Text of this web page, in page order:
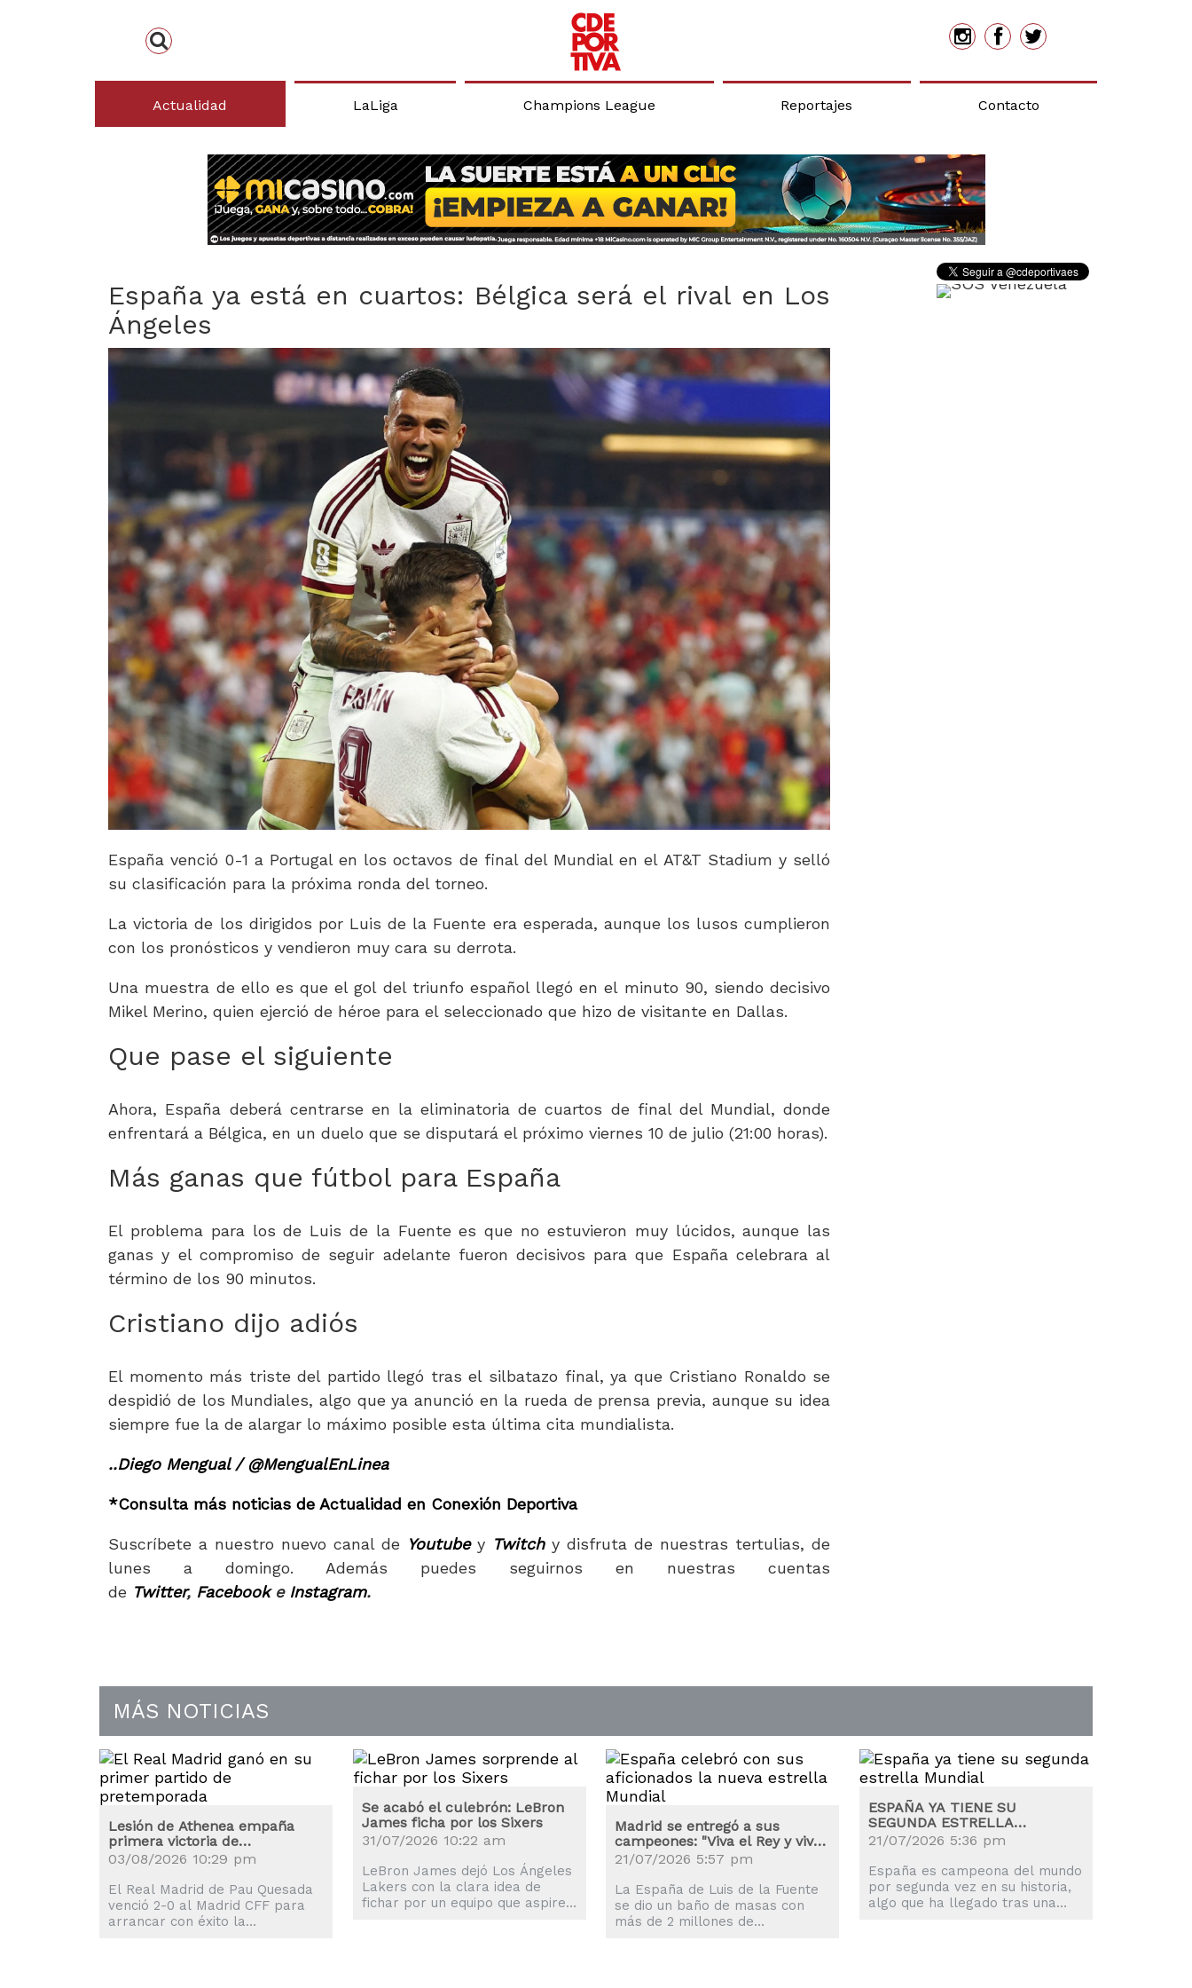
Actualidad LaLiga Champions League Reportajes Contacto
España ya está en cuartos: Bélgica será el rival en Los
Ángeles
España venció 0-1 a Portugal en los octavos de final del Mundial en el AT&T Stadium y selló
su clasificación para la próxima ronda del torneo.
La victoria de los dirigidos por Luis de la Fuente era esperada, aunque los lusos cumplieron
con los pronósticos y vendieron muy cara su derrota.
Una muestra de ello es que el gol del triunfo español llegó en el minuto 90, siendo decisivo
Mikel Merino, quien ejerció de héroe para el seleccionado que hizo de visitante en Dallas.
Que pase el siguiente
Ahora, España deberá centrarse en la eliminatoria de cuartos de final del Mundial, donde
enfrentará a Bélgica, en un duelo que se disputará el próximo viernes 10 de julio (21:00 horas).
Más ganas que fútbol para España
El problema para los de Luis de la Fuente es que no estuvieron muy lúcidos, aunque las
ganas y el compromiso de seguir adelante fueron decisivos para que España celebrara al
término de los 90 minutos.
Cristiano dijo adiós
El momento más triste del partido llegó tras el silbatazo final, ya que Cristiano Ronaldo se
despidió de los Mundiales, algo que ya anunció en la rueda de prensa previa, aunque su idea
siempre fue la de alargar lo máximo posible esta última cita mundialista.
..Diego Mengual / @MengualEnLinea
*Consulta más noticias de Actualidad en Conexión Deportiva
Suscríbete a nuestro nuevo canal de Youtubey Twitchy disfruta de nuestras tertulias, de
lunes a domingo. Además puedes seguirnos en nuestras cuentas
de Twitter, Facebooke Instagram.
MÁS NOTICIAS
Lesión de Athenea empaña
primera victoria de
pretemporada del Real Madrid
03/08/2026 10:29 pm
El Real Madrid de Pau Quesada
venció 2-0 al Madrid CFF para
arrancar con éxito la
Se acabó el culebrón: LeBron
James ficha por los Sixers
31/07/2026 10:22 am
LeBron James dejó Los Ángeles
Lakers con la clara idea de
fichar por un equipo que aspire
Madrid se entregó a sus
campeones: "Viva el Rey y viva
España"
21/07/2026 5:57 pm
La España de Luis de la Fuente
se dio un baño de masas con
más de 2 millones de
ESPAÑA YA TIENE SU
SEGUNDA ESTRELLA
MUNDIAL
21/07/2026 5:36 pm
España es campeona del mundo
por segunda vez en su historia,
algo que ha llegado tras una